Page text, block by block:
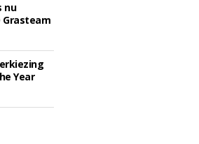
nu
Grasteam
Year